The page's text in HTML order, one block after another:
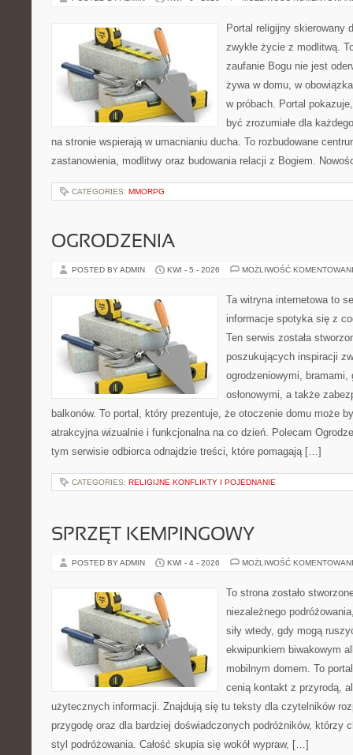
Portal religijny skierowany
zwykłe życie z modlitwą.
zaufanie Bogu nie jest
żywa w domu, w
w próbach. Portal
być zrozumiałe dla
na stronie wspierają w umacnianiu ducha. To rozbudowane
zastanowienia, modlitwy oraz budowania relacji z Bogiem.
CATEGORIES: MMORPG
OGRODZENIA
POSTED BY ADMIN KWI - 5 - 2026 MOŻLIWOŚĆ
Ta witryna internetowa to
informacje spotyka się z
Ten serwis została
poszukujących inspiracji
ogrodzeniowymi,
osłonowymi, a także
balkonów. To portal, który prezentuje, że otoczenie domu może
atrakcyjna wizualnie i funkcjonalna na co dzień. Polecam
tym serwisie odbiorca odnajdzie treści, które pomagają […]
CATEGORIES: RELIGIJNE KONFLIKTY I POJEDNANIE
SPRZĘT KEMPINGOWY
POSTED BY ADMIN KWI - 4 - 2026 MOŻLIWOŚĆ
To strona zostało
niezależnego
siły wtedy, gdy mogą
ekwipunkiem biwakowym
mobilnym domem. To
cenią kontakt z przyrodą,
użytecznych informacji. Znajdują się tu teksty dla czytelników
przygodę oraz dla bardziej doświadczonych podróżników, którzy
styl podróżowania. Całość skupia się wokół wypraw, […]